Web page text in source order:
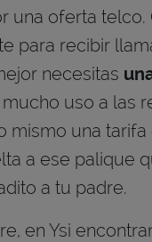
una oferta
para recibir
necesitas
uso a las
mismo una
a ese palique
a tu padre.
en Ysi